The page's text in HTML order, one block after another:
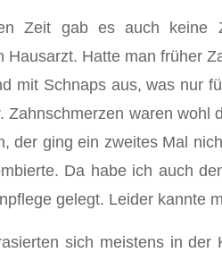
Zeit gab es auch keine
Haus­arzt. Hatte man früher
mit Schnaps aus, was nur
Zahn­schmerzen waren wohl
der ging ein zweites Mal
Da habe ich auch
gelegt. Leider kannte
sich meistens in